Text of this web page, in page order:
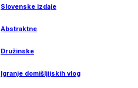
Slovenske izdaje
Abstraktne
Družinske
Igranje domišljijskih vlog